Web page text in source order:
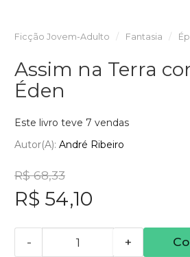
Ficção Jovem-Adulto Fantasia
Assim na Terra
Éden
Este livro teve 7 vendas
Autor(a): André Ribeiro
R$ 68,33
R$ 54,10
- +